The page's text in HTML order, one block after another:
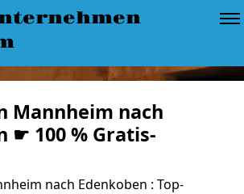
Mannheim nach
☛ 100 % Gratis-
nach Edenkoben : Top-